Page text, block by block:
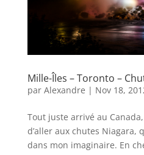
Mille-Îles – Toronto –
par Alexandre | Nov 18,
Tout juste arrivé au
d’aller aux chutes Niagara,
dans mon imaginaire. En